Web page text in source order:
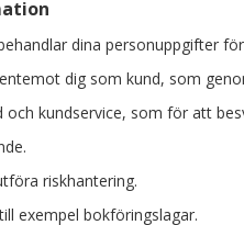
dina personuppgifter
dig som kund, som
och kundservice, som för att
riskhantering.
exempel bokföringslagar.